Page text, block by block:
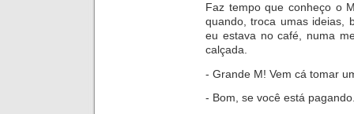
Faz tempo que conheço o
quando, troca umas ideias,
eu estava no café, numa
calçada.
- Grande M! Vem cá tomar
- Bom, se você está pag